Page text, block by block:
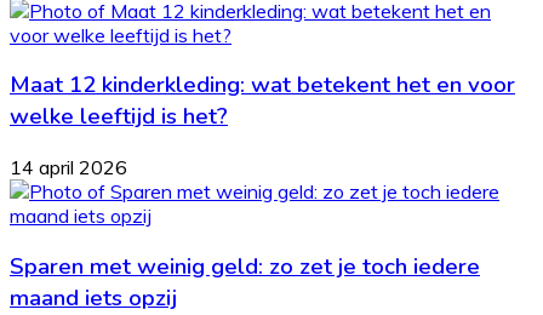
Maat 12 kinderkleding: wat betekent het en voor
welke leeftijd is het?
14 april 2026
Sparen met weinig geld: zo zet je toch iedere
maand iets opzij